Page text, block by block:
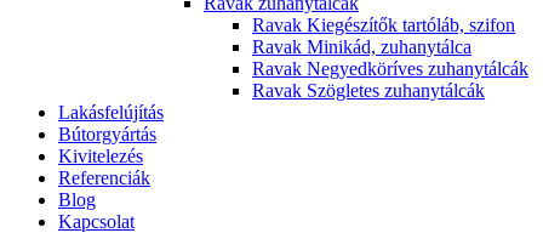
Ravak Kiegészítők tartóláb, szifon
Ravak Minikád, zuhanytálca
Ravak Negyedköríves zuhanytálcák
Ravak Szögletes zuhanytálcák
Lakásfelújítás
Bútorgyártás
Kivitelezés
Referenciák
Blog
Kapcsolat